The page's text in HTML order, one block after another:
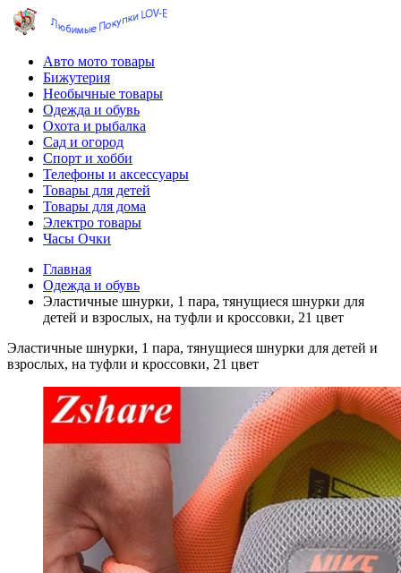
Авто мото товары
Бижутерия
Необычные товары
Одежда и обувь
Охота и рыбалка
Сад и огород
Спорт и хобби
Телефоны и аксессуары
Товары для детей
Товары для дома
Электро товары
Часы Очки
Главная
Одежда и обувь
Эластичные шнурки, 1 пара, тянущиеся шнурки для
детей и взрослых, на туфли и кроссовки, 21 цвет
Эластичные шнурки, 1 пара, тянущиеся шнурки для детей и
взрослых, на туфли и кроссовки, 21 цвет